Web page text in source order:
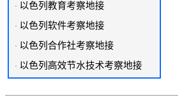
· 以色列教育考察地接
· 以色列软件考察地接
· 以色列合作社考察地接
· 以色列高效节水技术考察地接